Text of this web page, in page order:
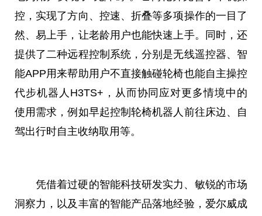
控，实现了方向、控速、折叠等多项操作的一目了
然、易上手，让老龄用户也能快速上手。同时，还
提供了二种远程控制系统，分别是无线遥控器、智
能APP用来帮助用户不直接触碰轮椅也能自主操控
代步机器人H3TS+，从而协同应对更多情境中的
使用需求，例如早起控制轮椅机器人前往床边、自
驾出行时自主收纳取用等。
凭借着过硬的智能科技研发实力、敏锐的市场
洞察力，以及丰富的智能产品落地经验，爱尔威成